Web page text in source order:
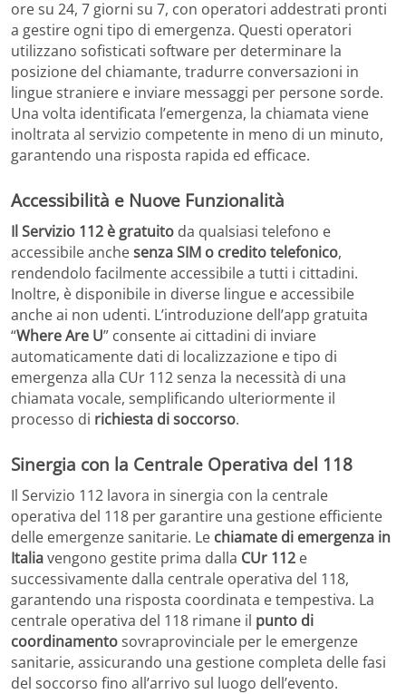
ore su 24, 7 giorni su 7, con operatori addestrati pronti
a gestire ogni tipo di emergenza. Questi operatori
utilizzano sofisticati software per determinare la
posizione del chiamante, tradurre conversazioni in
lingue straniere e inviare messaggi per persone sorde.
Una volta identificata l’emergenza, la chiamata viene
inoltrata al servizio competente in meno di un minuto,
garantendo una risposta rapida ed efficace.
Accessibilità e Nuove Funzionalità
Il Servizio 112 è gratuito da qualsiasi telefono e
accessibile anchesenza SIM o credito telefonico,
rendendolo facilmente accessibile a tutti i cittadini.
Inoltre, è disponibile in diverse lingue e accessibile
anche ai non udenti. L’introduzione dell’app gratuita
“Where Are U” consente ai cittadini di inviare
automaticamente dati di localizzazione e tipo di
emergenza alla CUr 112 senza la necessità di una
chiamata vocale, semplificando ulteriormente il
processo di richiesta di soccorso.
Sinergia con la Centrale Operativa del 118
Il Servizio 112 lavora in sinergia con la centrale
operativa del 118 per garantire una gestione efficiente
delle emergenze sanitarie. Le chiamate di emergenza in
Italiavengono gestite prima dalla CUr 112 e
successivamente dalla centrale operativa del 118,
garantendo una risposta coordinata e tempestiva. La
centrale operativa del 118 rimane il punto di
coordinamentosovraprovinciale per le emergenze
sanitarie, assicurando una gestione completa delle fasi
del soccorso fino all’arrivo sul luogo dell’evento.